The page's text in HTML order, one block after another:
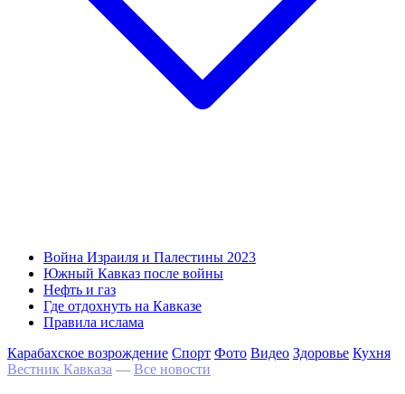
Война Израиля и Палестины 2023
Южный Кавказ после войны
Нефть и газ
Где отдохнуть на Кавказе
Правила ислама
Карабахское возрождение Спорт Фото Видео Здоровье Кухня
Вестник Кавказа — Все новости